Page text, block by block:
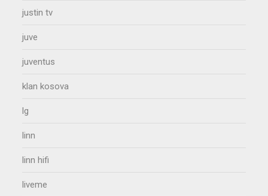
justin tv
juve
juventus
klan kosova
lg
linn
linn hifi
liveme